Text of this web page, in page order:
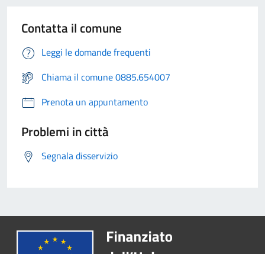
Contatta il comune
Leggi le domande frequenti
Chiama il comune 0885.654007
Prenota un appuntamento
Problemi in città
Segnala disservizio